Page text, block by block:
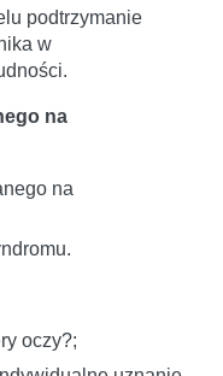
podtrzymanie
w
na
na
oczy?;